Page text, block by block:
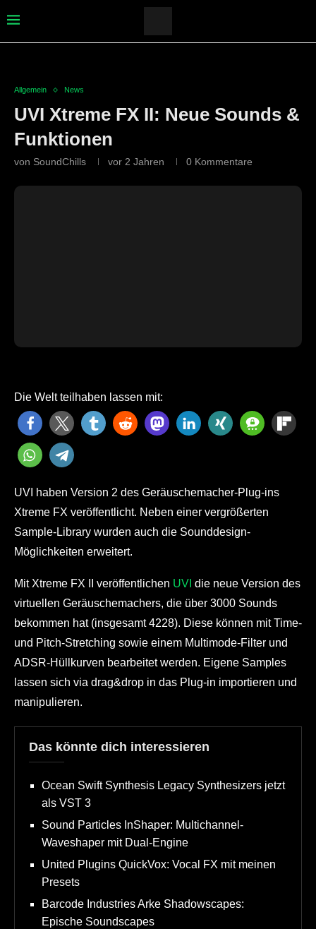
Allgemein News
UVI Xtreme FX II: Neue Sounds &
Funktionen
von SoundChills vor 2 Jahren 0 Kommentare
Die Welt teilhaben lassen mit:
UVI haben Version 2 des Geräuschemacher-Plug-ins
Xtreme FX veröffentlicht. Neben einer vergrößerten
Sample-Library wurden auch die Sounddesign-
Möglichkeiten erweitert.
Mit Xtreme FX II veröffentlichen UVI die neue Version des
virtuellen Geräuschemachers, die über 3000 Sounds
bekommen hat (insgesamt 4228). Diese können mit Time-
und Pitch-Stretching sowie einem Multimode-Filter und
ADSR-Hüllkurven bearbeitet werden. Eigene Samples
lassen sich via drag&drop in das Plug-in importieren und
manipulieren.
Das könnte dich interessieren
Ocean Swift Synthesis Legacy Synthesizers jetzt
als VST 3
Sound Particles InShaper: Multichannel-
Waveshaper mit Dual-Engine
United Plugins QuickVox: Vocal FX mit meinen
Presets
Barcode Industries Arke Shadowscapes:
Epische Soundscapes